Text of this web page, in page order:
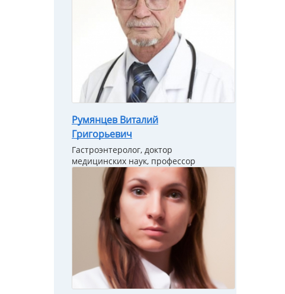
Румянцев Виталий
Григорьевич
Гастроэнтеролог, доктор
медицинских наук, профессор